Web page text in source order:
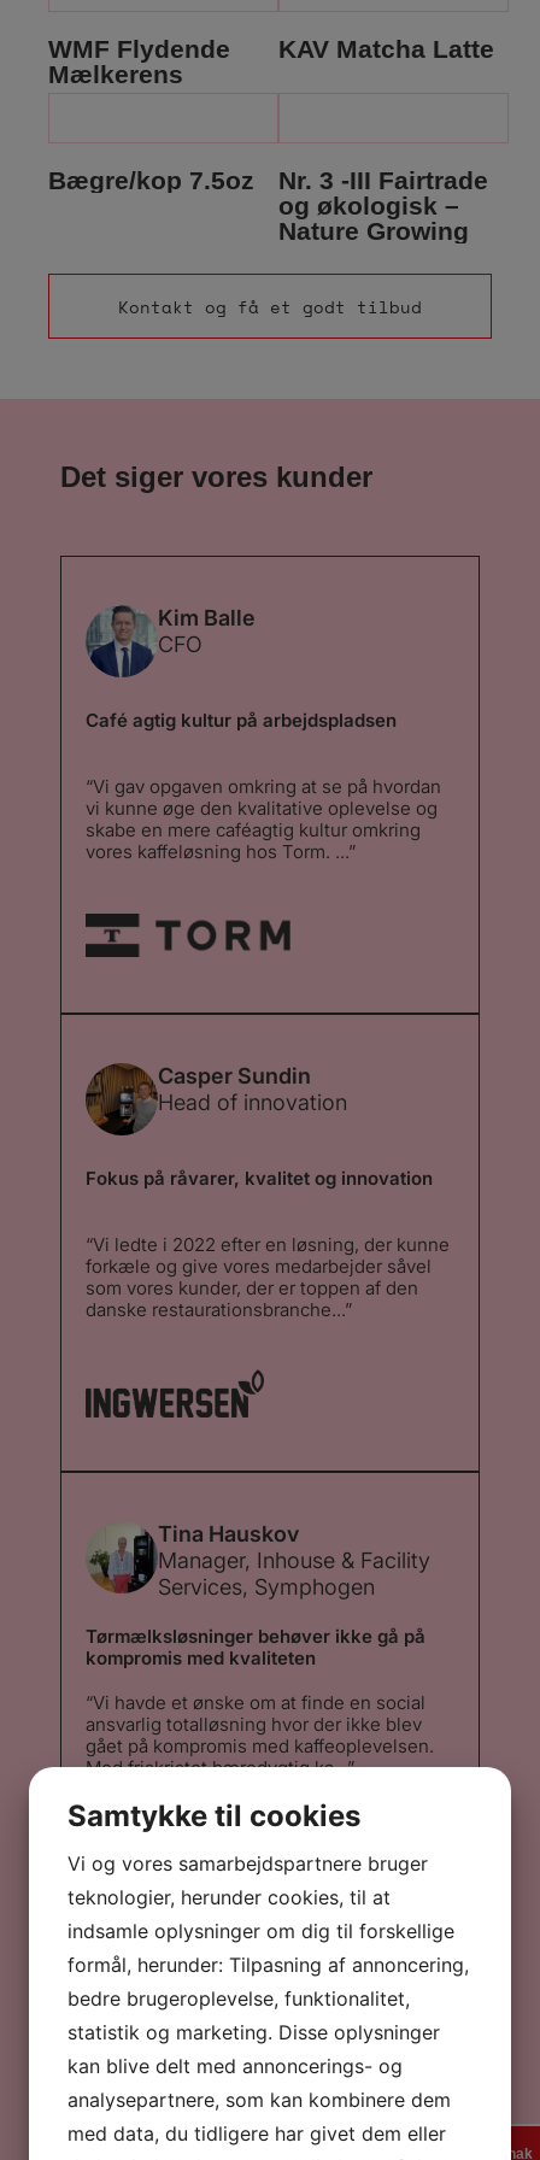
En kaffesnak
Kontakt og få et godt tilbud
WMF Flydende
Mælkerens
KAV Matcha Latte
Bægre/kop 7.5oz
Nr. 3 -III Fairtrade
og økologisk –
Nature Growing
Det siger vores kunder
Kim Balle
CFO
Café agtig kultur på arbejdspladsen
“Vi gav opgaven omkring at se på hvordan
vi kunne øge den kvalitative oplevelse og
skabe en mere caféagtig kultur omkring
vores kaffeløsning hos Torm. ...”
skabe en mere caféagtig kultur omkring
vores kaffeløsning hos Torm. Vi ønskede at
få vores medarbejdere og kunder i huset til
må siges at have været en klar succes. ”
Casper Sundin
Head of innovation
Fokus på råvarer, kvalitet og innovation
“Vi ledte i 2022 efter en løsning, der kunne
forkæle og give vores medarbejder såvel
som vores kunder, der er toppen af den
danske restaurationsbranche...”
som vores kunder, der er toppen af den
danske restaurationsbranche – en unik
kaffeoplevelse. I den forbindelse valgte vi
den kombination, som vi mente, ville løse
opgaven bedst. Løsningen har været en
stor succes. ”
Tina Hauskov
Manager, Inhouse & Facility
Services, Symphogen
Tørmælksløsninger behøver ikke gå på
kompromis med kvaliteten
“Vi havde et ønske om at finde en social
ansvarlig totalløsning hvor der ikke blev
gået på kompromis med kaffeoplevelsen.
Med friskristet bæredygtig ka...”
ansvarlig totalløsning hvor der ikke blev
gået på kompromis med kaffeoplevelsen.
Med friskristet bæredygtig kaffe fra et
Mikroristeri tæt på, parret med maskiner
der har en 8-årig garanteret levetid, og et
tørmælksprodukt hvor man oprigtigt er i
tvivl om det er frisk mælk eller ej, var vores
konklusion, det var den bedste løsning for
os. Vi har ikke fortrudt ”
Claus Kjær Jørgensen
Spies
En verden af rejse- og kaffeoplevelser
Samtykke til cookies
Vi og vores samarbejdspartnere bruger
teknologier, herunder cookies, til at
indsamle oplysninger om dig til forskellige
formål, herunder: Tilpasning af annoncering,
bedre brugeroplevelse, funktionalitet,
statistik og marketing. Disse oplysninger
kan blive delt med annoncerings- og
analysepartnere, som kan kombinere dem
med data, du tidligere har givet dem eller